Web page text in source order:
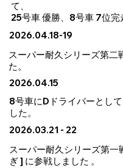
スーパー耐久シリーズ第二
た。
2026.04.18-19
スーパー耐久シリーズ第
ぎ ] に参戦しました 。
2026.04.15
8号車にDドライバーとし
した。
2026.03.21 - 22
て、
25号車 優勝、8号車 7位完